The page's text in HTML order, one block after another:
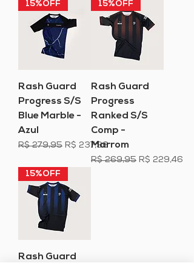
15%OFF
Rash Guard
Progress S/S
Blue Marble -
Azul
Preço normal
R$ 279,95 Preço promocional
R$ 237,96
15%OFF
Rash Guard
Progress
Ranked S/S
Comp -
Marrom
Preço normal
R$ 269,95 Preço
R$ 229,46
15%OFF
Rash Guard